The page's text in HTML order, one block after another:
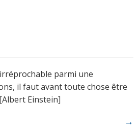
parmi une
il faut avant toute chose être
Einstein]
→